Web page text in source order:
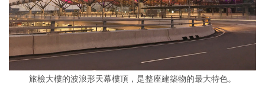
旅檢大樓的波浪形天幕樓頂，是整座建築物的最大特色。